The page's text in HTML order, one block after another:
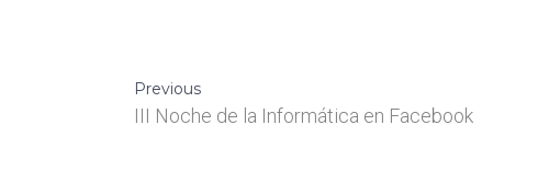
Previous
III Noche de la Informática en Facebook